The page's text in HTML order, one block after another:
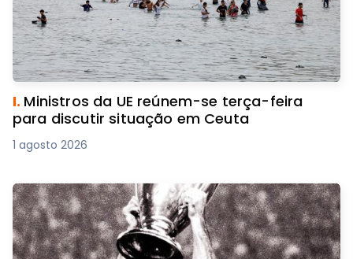
I. Ministros da UE reúnem-se terça-feira
para discutir situação em Ceuta
1 agosto 2026